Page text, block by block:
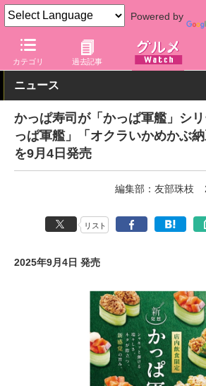
Powered by
カテゴリ 過去記事
グルメ Watch 店舗 かっぱ寿司
ニュース
かっぱ寿司が「かっぱ軍艦」シ
っぱ軍艦」「オクラいかめかぶ納
を9月4日発売
編集部：友部珠枝
リスト
2025年9月4日 発売